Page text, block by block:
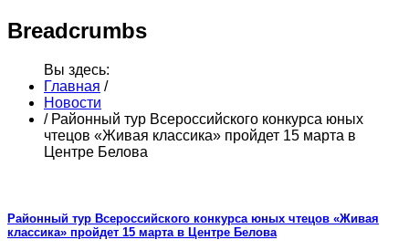
Breadcrumbs
Вы здесь:
Главная /
Новости
/ Районный тур Всероссийского конкурса юных
чтецов «Живая классика» пройдет 15 марта в
Центре Белова
Районный тур Всероссийского конкурса юных чтецов «Живая
классика» пройдет 15 марта в Центре Белова